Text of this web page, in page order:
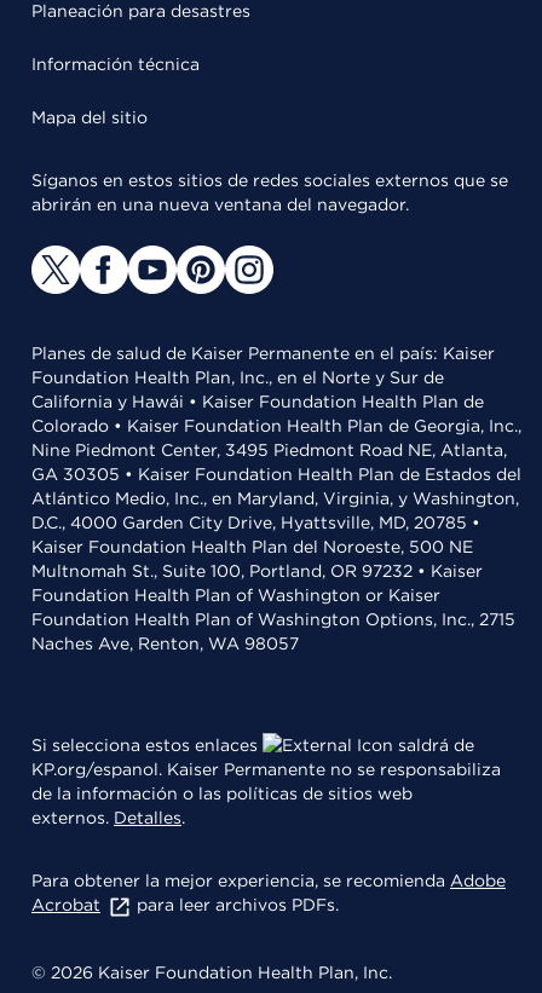
Planeación para desastres
Información técnica
Mapa del sitio
Síganos en estos sitios de redes sociales externos que se
abrirán en una nueva ventana del navegador.
Planes de salud de Kaiser Permanente en el país: Kaiser
Foundation Health Plan, Inc., en el Norte y Sur de
California y Hawái • Kaiser Foundation Health Plan de
Colorado • Kaiser Foundation Health Plan de Georgia, Inc.,
Nine Piedmont Center, 3495 Piedmont Road NE, Atlanta,
GA 30305 • Kaiser Foundation Health Plan de Estados del
Atlántico Medio, Inc., en Maryland, Virginia, y Washington,
D.C., 4000 Garden City Drive, Hyattsville, MD, 20785 •
Kaiser Foundation Health Plan del Noroeste, 500 NE
Multnomah St., Suite 100, Portland, OR 97232 • Kaiser
Foundation Health Plan of Washington or Kaiser
Foundation Health Plan of Washington Options, Inc., 2715
Naches Ave, Renton, WA 98057
Si selecciona estos enlaces
saldrá de
KP.org/espanol. Kaiser Permanente no se responsabiliza
de la información o las políticas de sitios web
externos. Detalles.
Para obtener la mejor experiencia, se recomienda Adobe
Acrobat
para leer archivos PDFs.
© 2026 Kaiser Foundation Health Plan, Inc.